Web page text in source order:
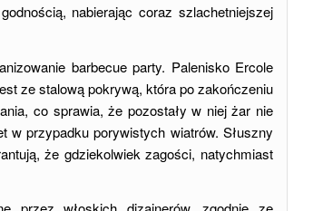
nabierając coraz szlachetniejszej
barbecue party. Palenisko Ercole
ze stalową pokrywą, która po zakończeniu
co sprawia, że pozostały w niej żar nie
w przypadku porywistych wiatrów. Słuszny
że gdziekolwiek zagości, natychmiast